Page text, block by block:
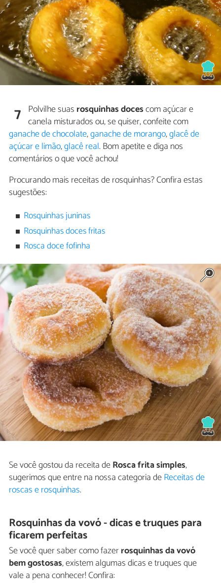
7 Polvilhe suas rosquinhas docescom açúcar e
canela misturados ou, se quiser, confeite com
ganache de chocolate,ganache de morango,glacê de
açúcar e limão,glacê real. Bom apetite e diga nos
comentários o que você achou!
Procurando mais receitas de rosquinhas? Confira estas
sugestões:
Rosquinhas juninas
Rosquinhas doces fritas
Rosca doce fofinha
Se você gostou da receita deRosca frita simples,
sugerimos que entre na nossa categoria deReceitas de
roscas e rosquinhas.
Rosquinhas da vovó - dicas e truques para
ficarem perfeitas
Se você quer saber como fazerrosquinhas da vovó
bem gostosas, existem algumas dicas e truques que
vale a pena conhecer! Confira: